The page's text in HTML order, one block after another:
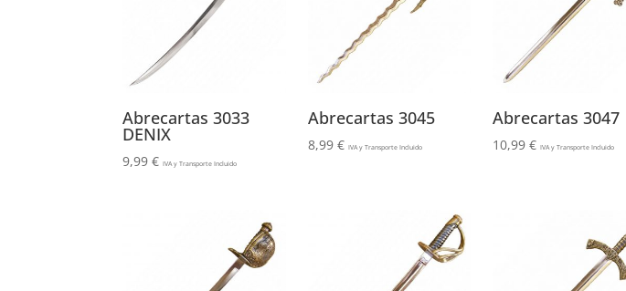
Abrecartas 3033
DENIX
9,99€ IVA y Transporte Incluido
Abrecartas 3045
8,99 € IVA y Transporte Incluido
Abrecartas 3047
10,99 € IVA y Transporte Incluido